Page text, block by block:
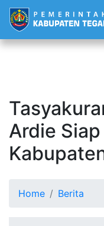
Ardie
Home Berita